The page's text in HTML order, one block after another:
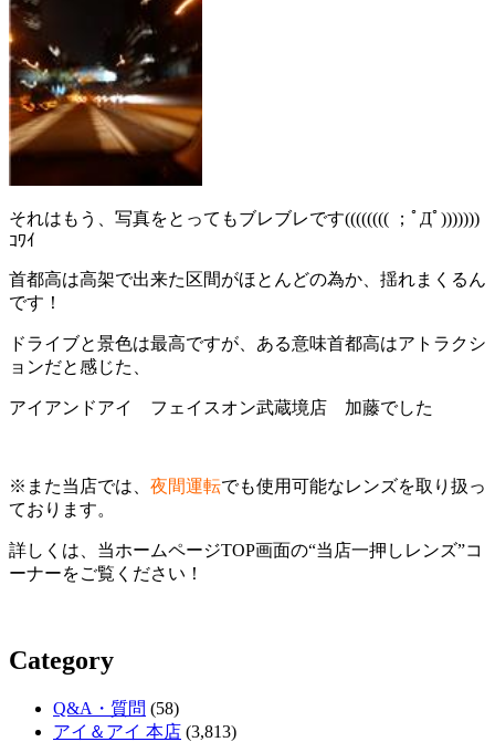
それはもう、写真をとってもブレブレです(((((((( ；ﾟДﾟ)))))))
ｺﾜｲ
首都高は高架で出来た区間がほとんどの為か、揺れまくるん
です！
ドライブと景色は最高ですが、ある意味首都高はアトラクシ
ョンだと感じた、
アイアンドアイ フェイスオン武蔵境店 加藤でした
※また当店では、 夜間運転でも使用可能なレンズを取り扱っ
ております。
詳しくは、当ホームページTOP画面の“当店一押しレンズ”コ
ーナーをご覧ください！
Category
Q&A・質問 (58)
アイ＆アイ 本店 (3,813)